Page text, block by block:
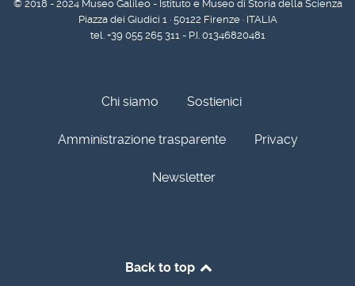
© 2018 - 2024 Museo Galileo - Istituto e Museo di Storia della Scienza
Piazza dei Giudici 1 · 50122 Firenze · ITALIA
tel. +39 055 265 311 - P.I. 01346820481
Chi siamo Sostienici
Amministrazione trasparente Privacy
Newsletter
Back to top